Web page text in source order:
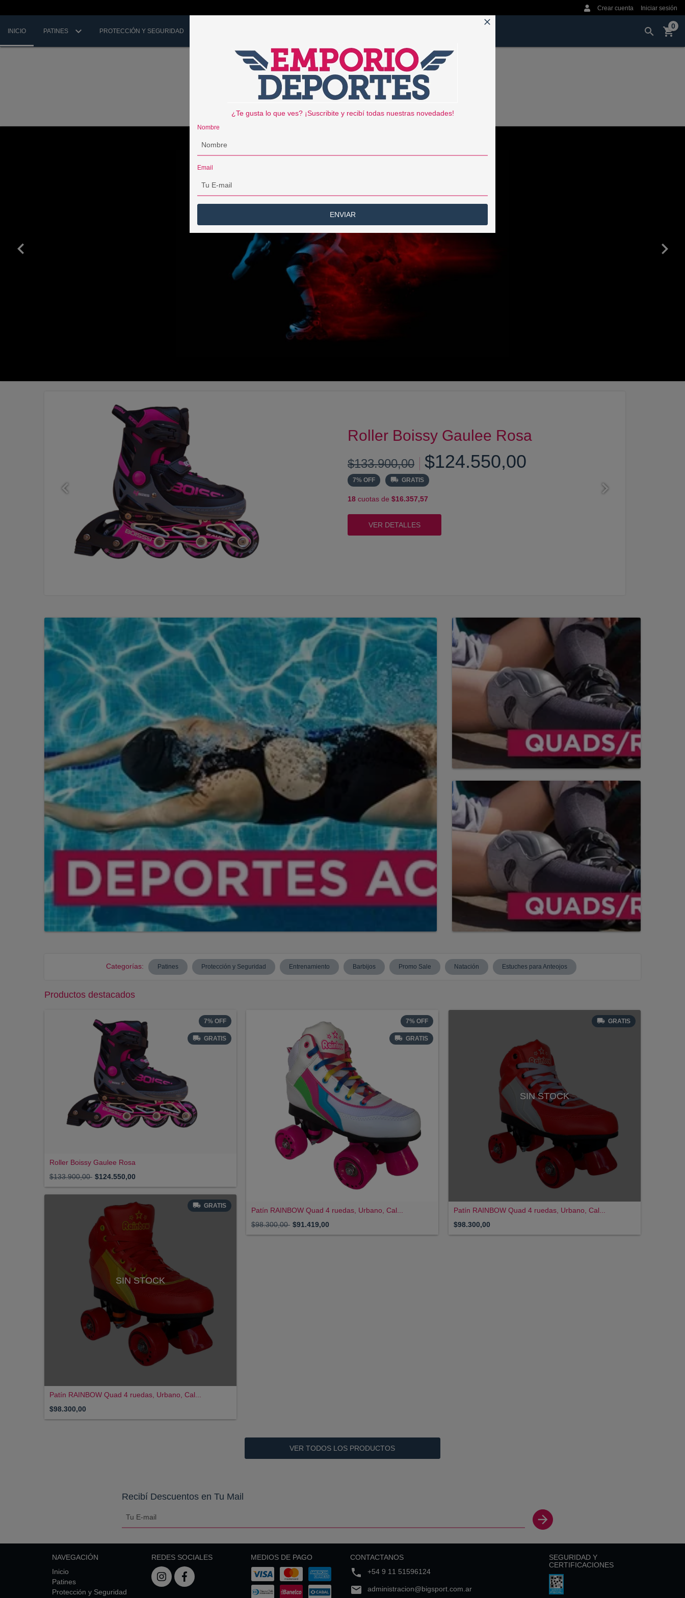
Crear cuenta Iniciar sesión
INICIO PATINES PROTECCIÓN Y SEGURIDAD
0
¿Te gusta lo que ves? ¡Suscribite y recibí todas nuestras novedades!
Nombre
Email
Roller Boissy Gaulee Rosa
$133.900,00 $124.550,00
7% OFF GRATIS
18 cuotas de $16.357,57
VER DETALLES
Categorías: Patines Protección y Seguridad Entrenamiento Barbijos Promo Sale Natación Estuches para Anteojos
Productos destacados
7% OFF
GRATIS
Roller Boissy Gaulee Rosa
$133.900,00 $124.550,00
7% OFF
GRATIS
Patín RAINBOW Quad 4 ruedas, Urbano, Cal...
$98.300,00 $91.419,00
SIN STOCK
GRATIS
Patín RAINBOW Quad 4 ruedas, Urbano, Cal...
$98.300,00
SIN STOCK
GRATIS
Patín RAINBOW Quad 4 ruedas, Urbano, Cal...
$98.300,00
VER TODOS LOS PRODUCTOS
Recibí Descuentos en Tu Mail
NAVEGACIÓN
Inicio
Patines
Protección y Seguridad
REDES SOCIALES MEDIOS DE PAGO
CONTACTANOS
+54 9 11 51596124
administracion@bigsport.com.ar
SEGURIDAD Y
CERTIFICACIONES